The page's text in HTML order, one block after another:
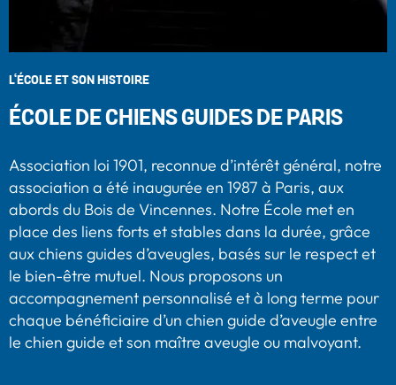
L‘ÉCOLE ET SON HISTOIRE
ÉCOLE DE CHIENS GUIDES DE PARIS
Association loi 1901, reconnue d’intérêt général, notre
association a été inaugurée en 1987 à Paris, aux
abords du Bois de Vincennes. Notre École met en
place des liens forts et stables dans la durée, grâce
aux chiens guides d’aveugles, basés sur le respect et
le bien-être mutuel. Nous proposons un
accompagnement personnalisé et à long terme pour
chaque bénéficiaire d’un chien guide d’aveugle entre
le chien guide et son maître aveugle ou malvoyant.